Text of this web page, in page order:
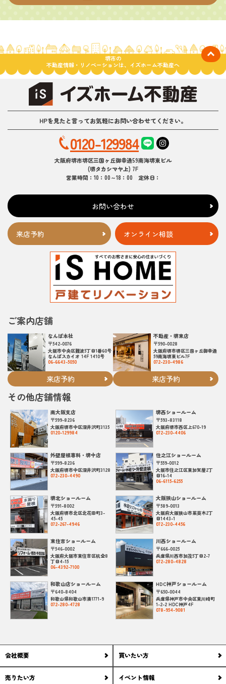
堺市の
不動産情報・リノベーションは、イズホーム不動産へ
HPを見たと言ってお気軽にお問い合わせてください。
0120-129984
大阪府堺市堺区三国ヶ丘御幸通59南海堺東ビル
(堺タカシマヤ上) 7F
営業時間：10：00～18：00 定休日：
お問い合わせ
来店予約 オンライン相談
ご案内店舗
なんば本社
〒542-0076
大阪市中央区難波5丁目1番60号
なんばスカイオ 14F 1410号
06-6643-5050
来店予約
不動産・堺東店
〒590-0028
大阪府堺市堺区三国ヶ丘御幸通
59南海堺東ビル7F
072-230-4986
来店予約
その他店舗情報
南大阪支店
〒599-8236
大阪府堺市中区深井沢町3135
0120-129984
外壁屋根専科・堺中店
〒599-8236
大阪府堺市中区深井沢町3128
072-230-4490
堺北ショールーム
〒591-8002
大阪府堺市北区北花田町3-
45-45
072-267-4946
東住吉ショールーム
〒546-0002
大阪府大阪市東住吉区杭全8
丁目4-15
06-4392-7100
和歌山店ショールーム
〒640-8404
和歌山県和歌山市湊1771-9
072-280-4728
堺西ショールーム
〒593-83118
大阪府堺市西区上670-19
072-230-4406
住之江ショールーム
〒559-0012
大阪市住之江区東加賀屋2丁
目16-14
06-6115-6255
大阪狭山ショールーム
〒589-0013
大阪府大阪狭山市茱萸木2丁
目1443-1
072-230-4456
川西ショールーム
〒666-0025
兵庫県川西市加茂5丁目2-7
072-280-4828
HDC神戸ショールーム
〒650-0044
兵庫県神戸市中央区東川崎町
1-2-2 HDC神戸4F
078-954-9081
会社概要 買いたい方
売りたい方 イベント情報